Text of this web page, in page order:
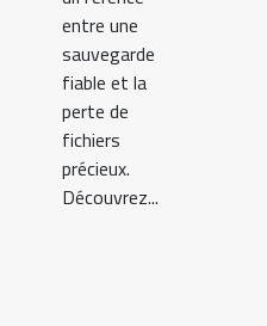
entre une
sauvegarde
fiable et la
perte de
fichiers
précieux.
Découvrez...